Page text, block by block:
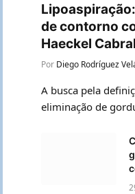
de contorno
Haeckel
Por Diego Rodríguez
A busca pela
eliminação de